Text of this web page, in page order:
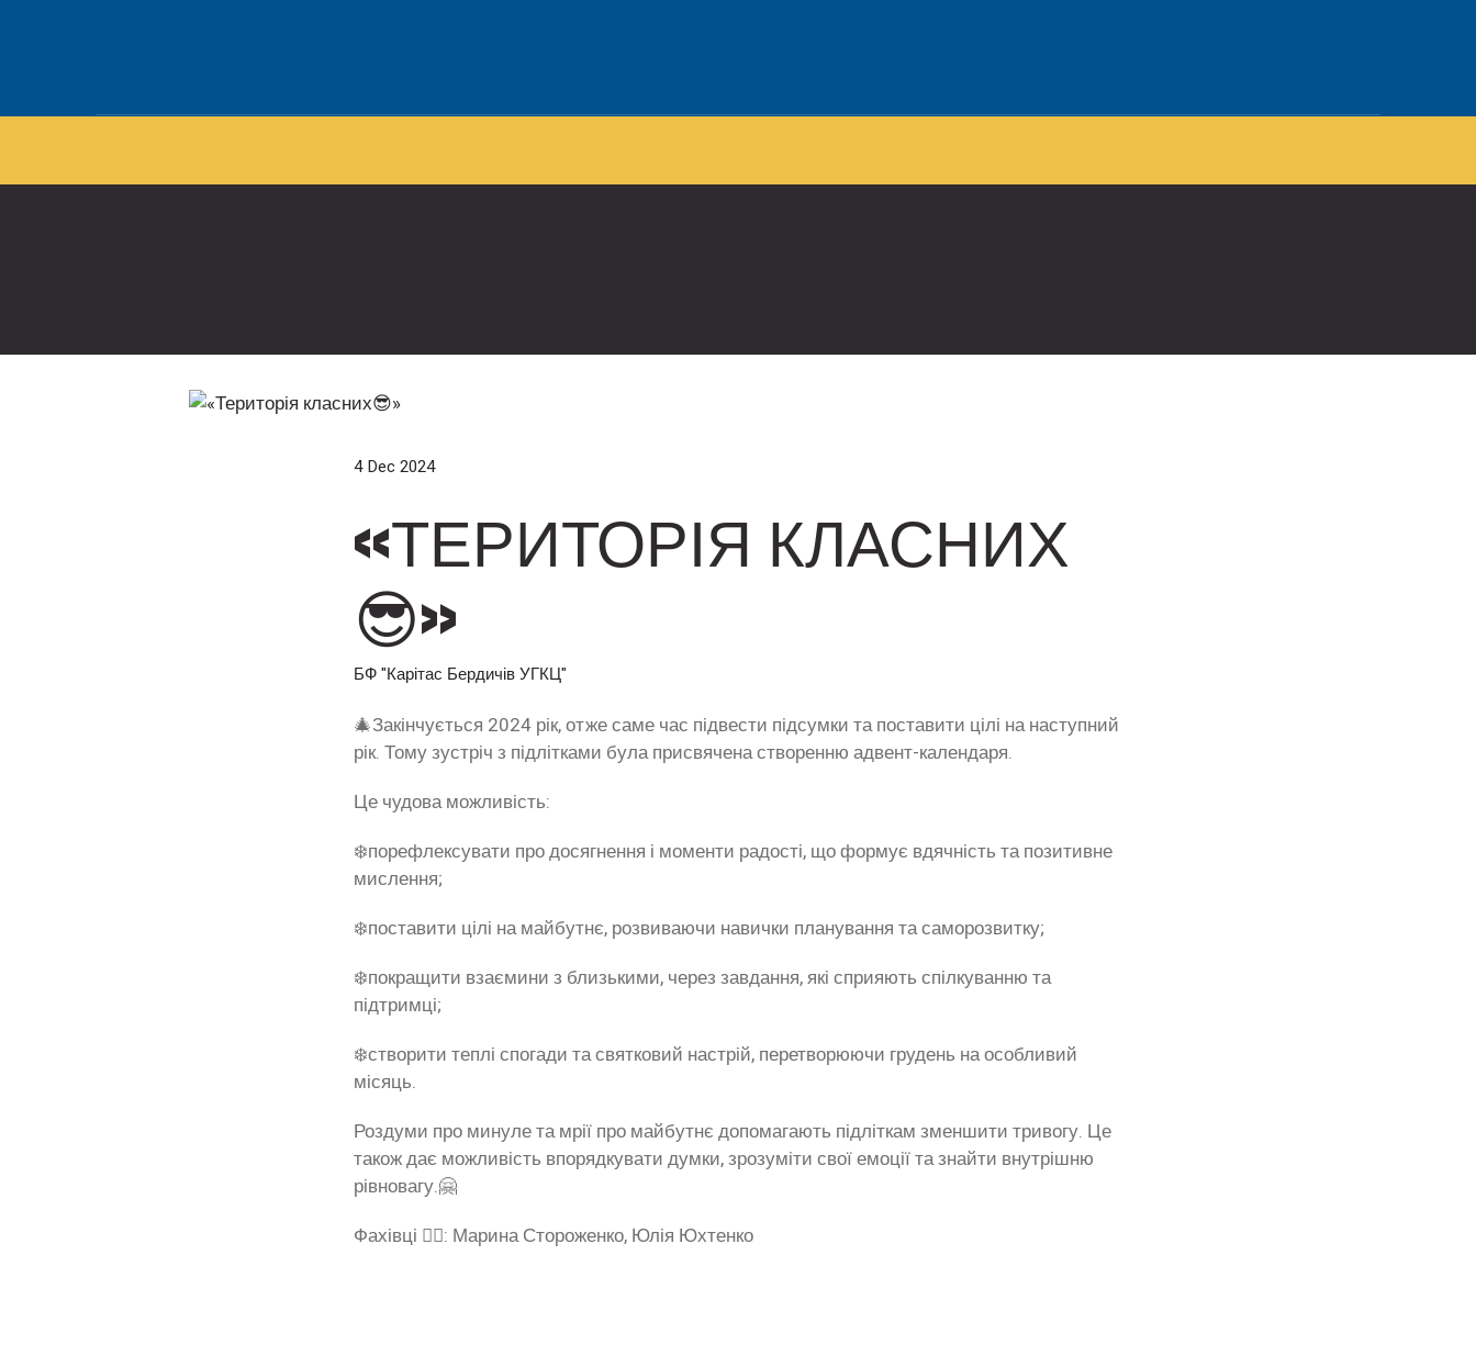
4 Dec 2024
«ТЕРИТОРІЯ КЛАСНИХ
😎»
БФ "Карітас Бердичів УГКЦ"
🎄Закінчується 2024 рік, отже саме час підвести підсумки та поставити цілі на наступний
рік. Тому зустріч з підлітками була присвячена створенню адвент-календаря.
Це чудова можливість:
❄️порефлексувати про досягнення і моменти радості, що формує вдячність та позитивне
мислення;
❄️поставити цілі на майбутнє, розвиваючи навички планування та саморозвитку;
❄️покращити взаємини з близькими, через завдання, які сприяють спілкуванню та
підтримці;
❄️створити теплі спогади та святковий настрій, перетворюючи грудень на особливий
місяць.
Роздуми про минуле та мрії про майбутнє допомагають підліткам зменшити тривогу. Це
також дає можливість впорядкувати думки, зрозуміти свої емоції та знайти внутрішню
рівновагу.🤗
Фахівці 💁‍♀️: Марина Стороженко, Юлія Юхтенко